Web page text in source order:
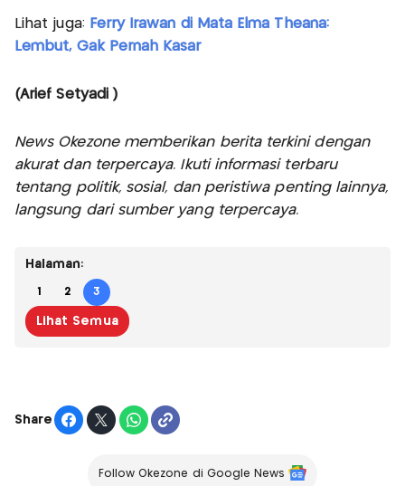
Lihat juga: Ferry Irawan di Mata Elma Theana:
Lembut, Gak Pernah Kasar
(Arief Setyadi )
News Okezone memberikan berita terkini dengan
akurat dan terpercaya. Ikuti informasi terbaru
tentang politik, sosial, dan peristiwa penting lainnya,
langsung dari sumber yang terpercaya.
Halaman:
1 2 3
Lihat Semua
Share
Follow Okezone di Google News